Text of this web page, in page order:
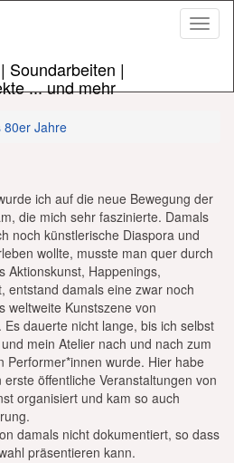
ein/
Soundarbeiten |
... und mehr
80er Jahre
ich auf die neue Bewegung der
die mich sehr faszinierte. Damals
noch künstlerische Diaspora und
wollte, musste man quer durch
Aktionskunst, Happenings,
entstand damals eine zwar noch
weltweite Kunstszene von
dauerte nicht lange, bis ich selbst
mein Atelier nach und nach zum
Performer*innen wurde. Hier habe
öffentliche Veranstaltungen von
organisiert und kam so auch
damals nicht dokumentiert, so dass
präsentieren kann.